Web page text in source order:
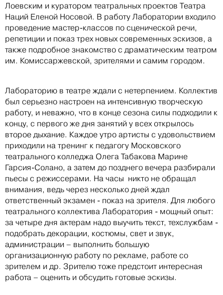
Лоевским и куратором театральных проектов Театра
Наций Еленой Носовой. В работу Лаборатории входило
проведение мастер-классов по сценической речи,
репетиции и показ трех новых современных эскизов, а
также подробное знакомство с драматическим театром
им. Комиссаржевской, зрителями и самим городом.
Лабораторию в театре ждали с нетерпением. Коллектив
был серьезно настроен на интенсивную творческую
работу, и неважно, что в конце сезона силы подходили к
концу, с первого же дня занятий у всех открылось
второе дыхание. Каждое утро артисты с удовольствием
приходили на тренинг к педагогу Московского
театрального колледжа Олега Табакова Марине
Гарсия-Солано, а затем до позднего вечера разбирали
пьесы с режиссерами. На часы никто не обращал
внимания, ведь через несколько дней ждал
ответственный экзамен - показ на зрителя. Для любого
театрального коллектива Лаборатория - мощный опыт:
за четыре дня актерам надо выучить текст, техслужбам -
подобрать декорации, костюмы, свет и звук,
администрации – выполнить большую
организационную работу по рекламе, работе со
зрителем и др. Зрителю тоже предстоит интересная
работа – оценить и обсудить готовые эскизы.